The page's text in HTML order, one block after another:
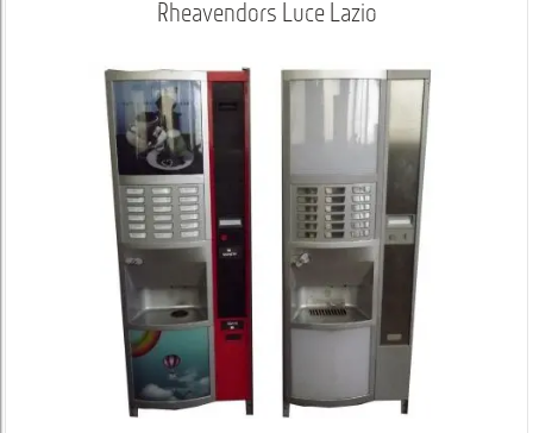
Rheavendors Luce Lazio